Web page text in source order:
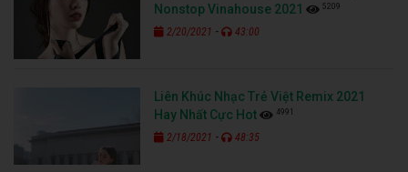
Nonstop Vinahouse 2021
5209
2/20/2021 - 43:00
Liên Khúc Nhạc Trẻ Việt Remix 2021
Hay Nhất Cực Hot
4991
2/18/2021 - 48:35